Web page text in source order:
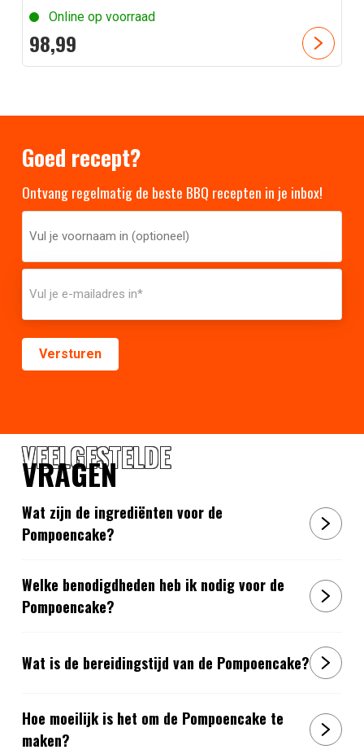
Online op voorraad
98,99
Goed recept?
Ontvang regelmatig de beste BBQ recepten in je inbox!
VEELGESTELDE
VRAGEN
Wat zijn de ingrediënten voor de
Pompoencake?
Welke benodigdheden heb ik nodig voor de
Pompoencake?
Wat is de bereidingstijd van de Pompoencake?
Hoe moeilijk is het om de Pompoencake te
maken?